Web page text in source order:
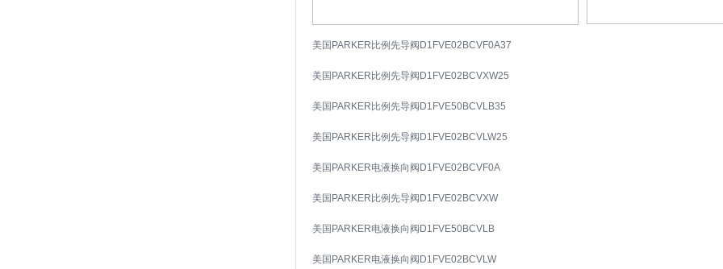
美国PARKER比例先导阀D1FVE02BCVF0A37
美国PARKER比例先导阀D1FVE02BCVXW25
美国PARKER比例先导阀D1FVE50BCVLB35
美国PARKER比例先导阀D1FVE02BCVLW25
美国PARKER电液换向阀D1FVE02BCVF0A
美国PARKER比例先导阀D1FVE02BCVXW
美国PARKER电液换向阀D1FVE50BCVLB
美国PARKER电液换向阀D1FVE02BCVLW